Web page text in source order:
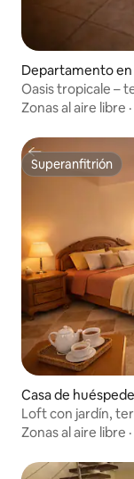
Departamento
Oasis tropicale –
Zonas al aire libre ·
Superanfitrión
Superanfitrión
Casa de
Loft con jardín,
Zonas al aire libre ·